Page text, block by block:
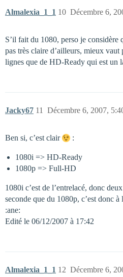
Almalexia_1_1 Décembre 6,
10
S’il fait du 1080, perso je
pas très claire d’ailleurs, mieux
lignes que de HD-Ready qui est un
Jacky67 Décembre 6, 2007,
11
Ben si, c’est clair :
1080i => HD-Ready
1080p => Full-HD
1080i c’est de l’entrelacé, donc
seconde que du 1080p, c’est
:ane:
Edité le 06/12/2007 à 17:42
Almalexia_1_1 Décembre 6,
12